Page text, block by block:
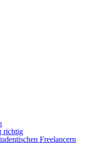
richtig
Freelancern